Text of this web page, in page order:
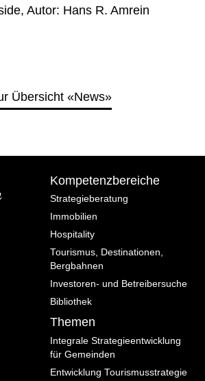
Autor: Hans R. Amrein
Übersicht «News»
Kompetenzbereiche
Strategieberatung
Immobilien
Hospitality
Tourismus, Destinationen,
Bergbahnen
Investoren- und Betreibersuche
Bibliothek
Themen
Integrale Strategieentwicklung
für Gemeinden
Entwicklung Tourismusstrategie